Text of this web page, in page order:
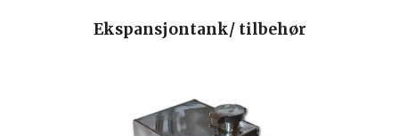
Ekspansjontank/ tilbehør